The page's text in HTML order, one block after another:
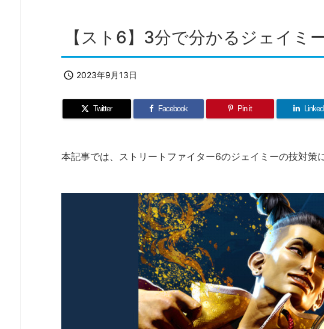
【スト6】3分で分かるジェイミ
 2023年9月13日
Twitter Facebook Pin it
本記事では、ストリートファイター6のジェイミーの技対策